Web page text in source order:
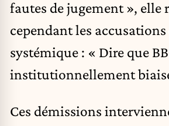
fautes de jugement », elle
cependant les
systémique : « Dire que
institutionnellement
Ces démissions